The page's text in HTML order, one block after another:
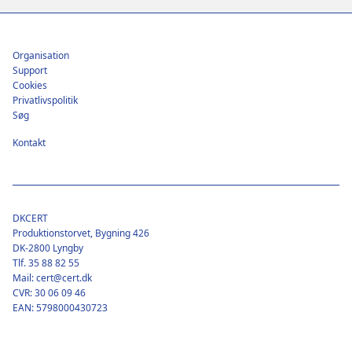
Footer
Organisation
Support
Cookies
Privatlivspolitik
Søg
Kontakt
DKCERT
Produktionstorvet, Bygning 426
DK-2800 Lyngby
Tlf. 35 88 82 55
Mail: cert@cert.dk
CVR: 30 06 09 46
EAN: 5798000430723